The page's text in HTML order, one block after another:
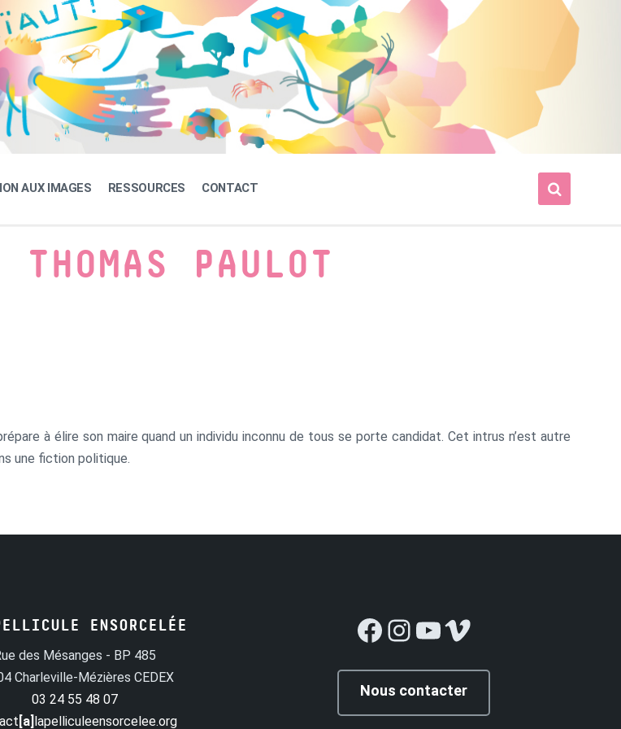
AUX IMAGES RESSOURCES CONTACT
PAULOT
à élire son maire quand un individu inconnu de tous se porte candidat. Cet intrus n’est autre
une fiction politique.
ENSORCELÉE
des Mésanges - BP 485
Charleville-Mézières CEDEX
03 24 55 48 07
[a] lapelliculeensorcelee.org
Facebook
Instagram
YouTube
Vimeo
Nous contacter